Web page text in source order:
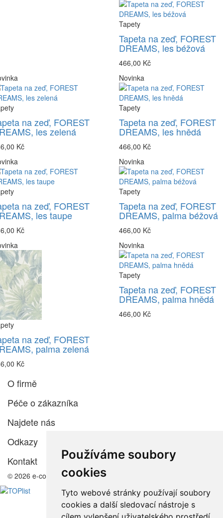
Používáme soubory
cookies
Tyto webové stránky používají soubory
cookies a další sledovací nástroje s
Tapety
Tapeta na zeď, FOREST
DREAMS, les béžová
466,00 Kč
na zeď, FOREST
les zelená
Kč
Novinka
Tapety
Tapeta na zeď, FOREST
DREAMS, les hnědá
466,00 Kč
na zeď, FOREST
les taupe
Kč
Novinka
Tapety
Tapeta na zeď, FOREST
DREAMS, palma béžová
466,00 Kč
na zeď, FOREST
palma zelená
Kč
Novinka
Tapety
Tapeta na zeď, FOREST
DREAMS, palma hnědá
466,00 Kč
O firmě
Péče o zákazníka
Najdete nás
Odkazy
Kontakt
© 2026 e-color.cz